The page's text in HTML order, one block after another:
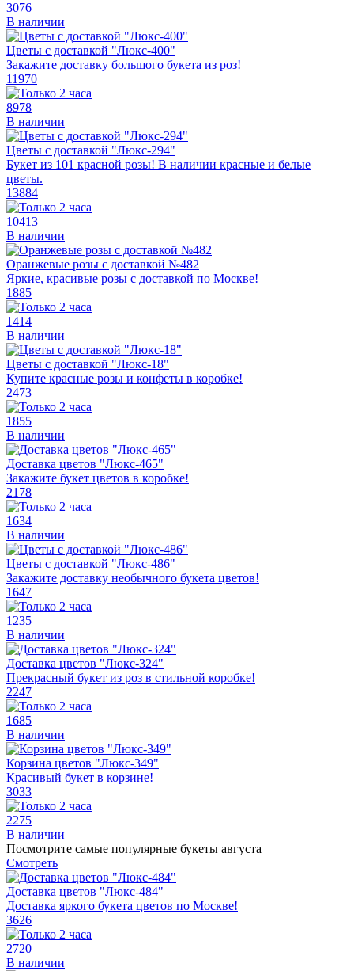
3076
В наличии
Цветы с доставкой "Люкс-400"
Закажите доставку большого букета из роз!
11970
8978
В наличии
Цветы с доставкой "Люкс-294"
Букет из 101 красной розы! В наличии красные и белые
цветы.
13884
10413
В наличии
Оранжевые розы с доставкой №482
Яркие, красивые розы с доставкой по Москве!
1885
1414
В наличии
Цветы с доставкой "Люкс-18"
Купите красные розы и конфеты в коробке!
2473
1855
В наличии
Доставка цветов "Люкс-465"
Закажите букет цветов в коробке!
2178
1634
В наличии
Цветы с доставкой "Люкс-486"
Закажите доставку необычного букета цветов!
1647
1235
В наличии
Доставка цветов "Люкс-324"
Прекрасный букет из роз в стильной коробке!
2247
1685
В наличии
Корзина цветов "Люкс-349"
Красивый букет в корзине!
3033
2275
В наличии
Посмотрите самые популярные букеты августа
Смотреть
Доставка цветов "Люкс-484"
Доставка яркого букета цветов по Москве!
3626
2720
В наличии